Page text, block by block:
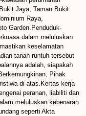
Jaya, Taman Bukit
Raya,
Garden.Penduduk-
dalam meluluskan
keselamatan
tanah runtuh tersebut
adalah, siapakah
Pihak
di atas.Kertas kerja
peranan, liabiliti dan
meluluskan kebenaran
seperti Akta